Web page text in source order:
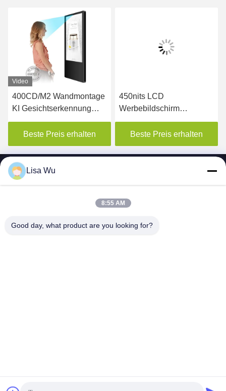
Video
400CD/M2 Wandmontage
KI Gesichtserkennung
LCD Werbeanzeige
Aufzug Digital Signage
Display
Beste Preis erhalten
450nits LCD
Werbebildschirm
Wandmontiertes digitales
Poster
Beste Preis erhalten
LTD.
Lisa Wu
8:55 AM
Good day, what product are you looking for?